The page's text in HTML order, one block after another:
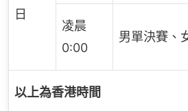
日
凌晨
0:00
男單決賽、
以上為香港時間